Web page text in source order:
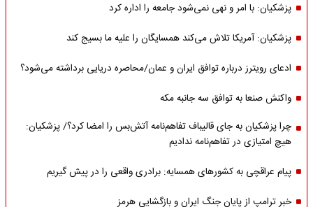
پزشکیان: با امر و نهی نمی‌شود جامعه را اداره کرد
پزشکیان: آمریکا تلاش می‌کند همسایگان را علیه ما بسیج کند
ادعای رویترز درباره توافق ایران و عمان/محاصره دریایی برداشته می‌شود؟
واکنش صنعا به توافق سه جانبه مکه
چرا پزشکیان به جای قالیباف تفاهم‌نامه آتش‌بس را امضا کرد؟/ پزشکیان:
هیچ امتیازی در تفاهم‌نامه ندادیم
پیام عراقچی به کشورهای همسایه: برادری واقعی را در پیش گیریم
خبر ترامپ از پایان جنگ ایران و بازگشایی هرمز